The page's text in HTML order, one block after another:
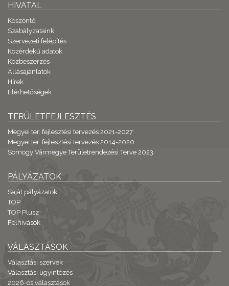
HIVATAL
Köszöntő
Szabályzataink
Szervezeti felépítés
Közérdekű adatok
Közbeszerzés
Állásajánlatok
Hírek
Elérhetőségek
TERÜLETFEJLESZTÉS
Megyei ter. fejlesztési tervezés 2021-2027
Megyei ter. fejlesztési tervezés 2014-2020
Somogy Vármegye Területrendezési Terve 2023.
PÁLYÁZATOK
Saját pályázatok
TOP
TOP Plusz
Felhívások
VÁLASZTÁSOK
Választási szervek
Választási ügyintézés
2026-os választások